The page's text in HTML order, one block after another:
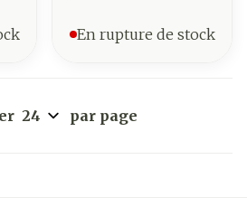
En rupture de stock
par page